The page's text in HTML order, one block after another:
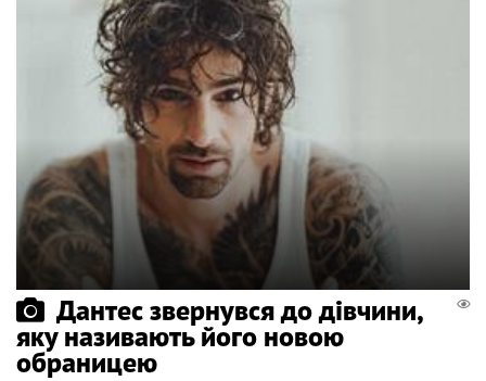
Дантес звернувся до дівчини,
яку називають його новою
обраницею